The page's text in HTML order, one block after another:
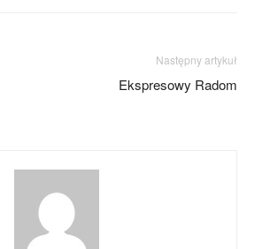
Następny artykuł
Ekspresowy Radom